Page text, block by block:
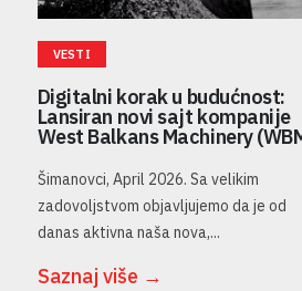
VESTI
Digitalni korak u budućnost:
Lansiran novi sajt kompanije
West Balkans Machinery (WBM)
Šimanovci, April 2026. Sa velikim
zadovoljstvom objavljujemo da je od
danas aktivna naša nova,...
Saznaj više →